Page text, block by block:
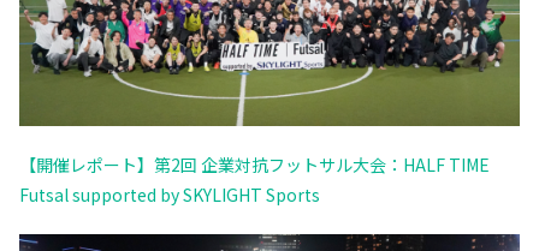
【開催レポート】第2回 企業対抗フットサル大会：HALF TIME
Futsal supported by SKYLIGHT Sports